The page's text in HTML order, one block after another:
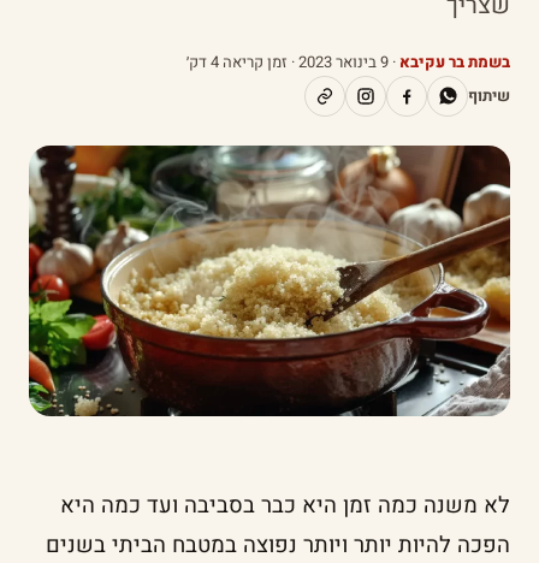
בשמת בר עקיבא · 9 בינואר 2023
· זמן קריאה 4 דק׳
שיתוף
לא משנה כמה זמן היא כבר בסביבה ועד כמה היא
הפכה להיות יותר ויותר נפוצה במטבח הביתי בשנים